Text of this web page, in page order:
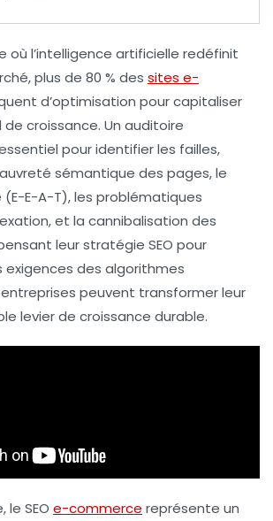
où l’intelligence artificielle redéfinit
plus de 80 % des sites e-
d’optimisation pour capitaliser
croissance. Un auditoire
pour identifier les failles,
sémantique des pages, le
(E-E-A-T), les problématiques
et la cannibalisation des
leur stratégie SEO pour
exigences des algorithmes
entreprises peuvent transformer leur
levier de croissance durable.
le SEO e-commerce représente un